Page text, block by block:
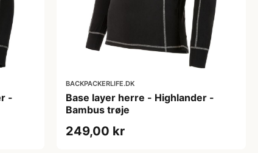
-
BACKPACKERLIFE.DK
Base layer herre - Highlander -
Bambus trøje
249,00 kr